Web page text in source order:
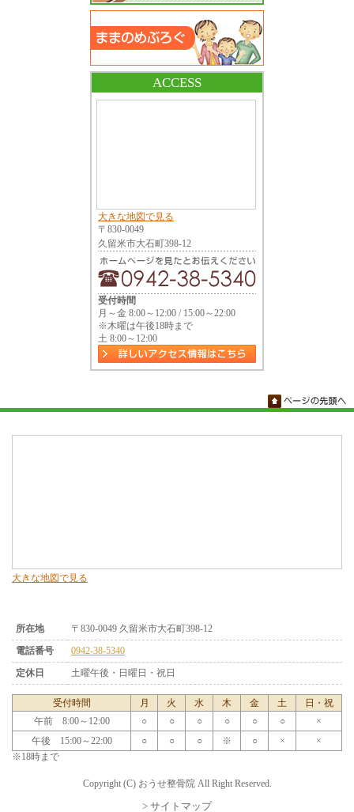
ACCESS
大きな地図で見る
〒830-0049
久留米市大石町398-12
受付時間
月～金 8:00～12:00 / 15:00～22:00
※木曜は午後18時まで
土 8:00～12:00
大きな地図で見る
所在地
〒830-0049 久留米市大石町398-12
電話番号
0942-38-5340
定休日
土曜午後・日曜日・祝日
受付時間 月 火 水 木 金 土
日・祝
午前 8:00～12:00
○ ○ ○ ○ ○ ○
×
午後 15:00～22:00
○ ○ ○ ※ ○ ×
×
※18時まで
Copyright (C) おうせ整骨院 All Right Reserved.
> サイトマップ